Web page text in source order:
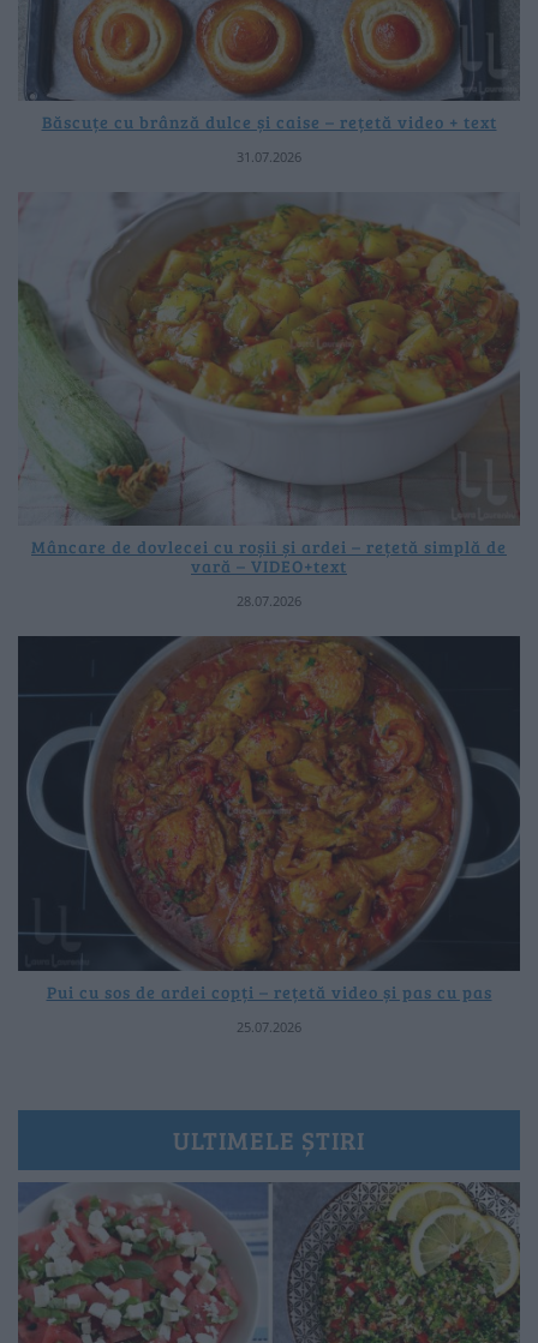
Băscuțe cu brânză dulce și caise – rețetă video + text
31.07.2026
Mâncare de dovlecei cu roșii și ardei – rețetă simplă de
vară – VIDEO+text
28.07.2026
Pui cu sos de ardei copți – rețetă video și pas cu pas
25.07.2026
ULTIMELE ȘTIRI